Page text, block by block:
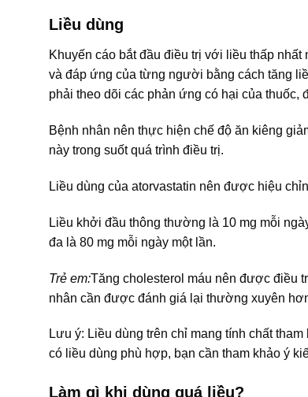
Liều dùng
Khuyến cáo bắt đầu điều trị với liều thấp
và đáp ứng của từng người bằng cách tăng
phải theo dõi các phản ứng có hại của
Bệnh nhân nên thực hiện chế độ ăn kiêng
này trong suốt quá trình điều trị.
Liều dùng của atorvastatin nên được hiệu
Liều khởi đầu thông thường là 10 mg mỗi
đa là 80 mg mỗi ngày một lần.
Trẻ em:Tăng cholesterol máu nên được điều
nhân cần được đánh giá lại thường xuyên
Lưu ý: Liều dùng trên chỉ mang tính chất
có liều dùng phù hợp, bạn cần tham khảo ý
Làm gì khi dùng quá liều?